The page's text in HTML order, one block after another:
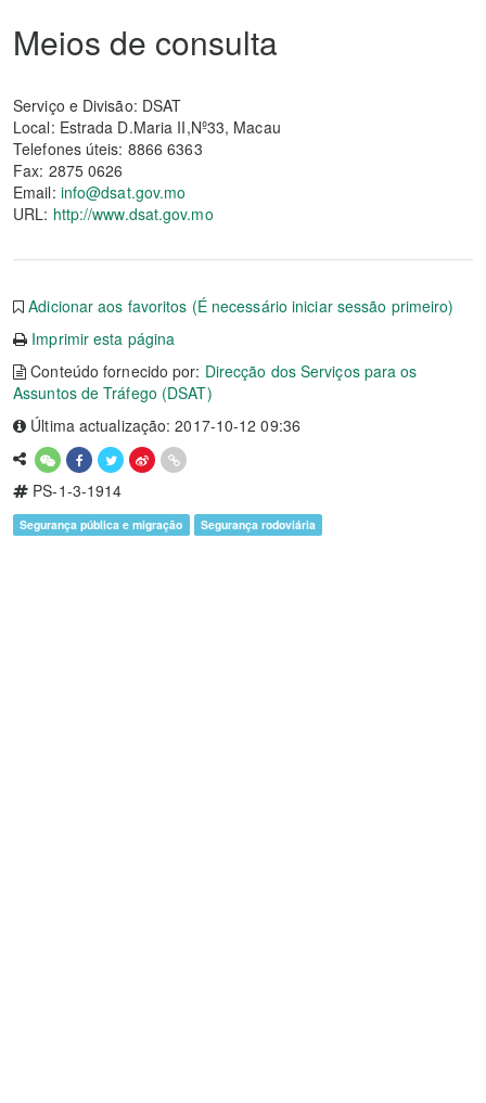
Meios de consulta
Serviço e Divisão: DSAT
Local: Estrada D.Maria II,Nº33, Macau
Telefones úteis: 8866 6363
Fax: 2875 0626
Email: info@dsat.gov.mo
URL: http://www.dsat.gov.mo
Adicionar aos favoritos (É necessário iniciar sessão primeiro)
Imprimir esta página
Conteúdo fornecido por: Direcção dos Serviços para os
Assuntos de Tráfego (DSAT)
Última actualização: 2017-10-12 09:36
PS-1-3-1914
Segurança pública e migração Segurança rodoviária